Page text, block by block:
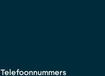
Telefoonnummers